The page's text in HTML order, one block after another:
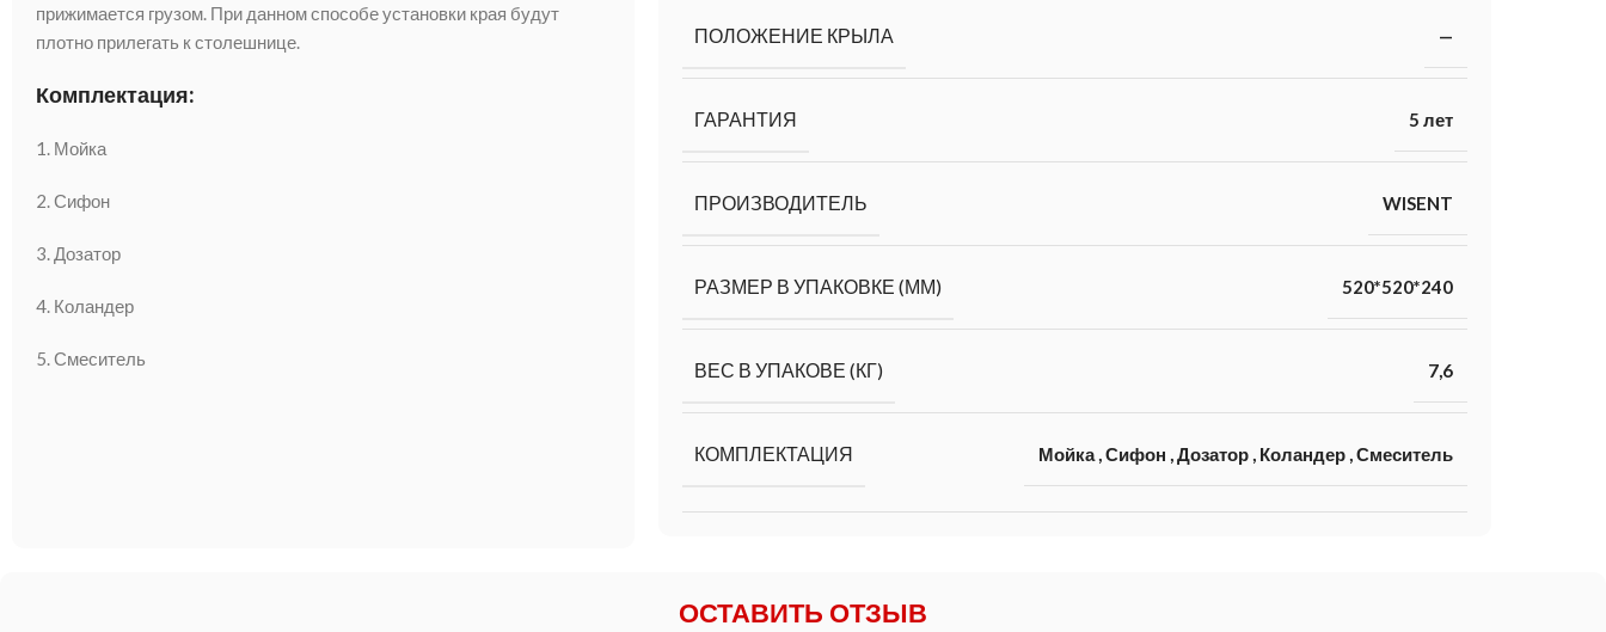
прижимается грузом. При данном способе установки края будут
плотно прилегать к столешнице.
Комплектация:
1. Мойка
2. Сифон
3. Дозатор
4. Коландер
5. Смеситель
ПОЛОЖЕНИЕ КРЫЛА —
ГАРАНТИЯ 5 лет
ПРОИЗВОДИТЕЛЬ WISENT
РАЗМЕР В УПАКОВКЕ (ММ) 520*520*240
ВЕС В УПАКОВЕ (КГ) 7,6
КОМПЛЕКТАЦИЯ Мойка,Сифон ,Дозатор, Коландер,Смеситель
ОСТАВИТЬ ОТЗЫВ